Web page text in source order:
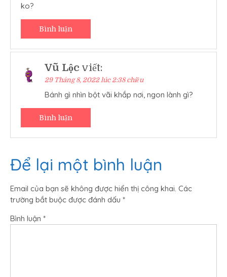
ko?
Bình luận
Vũ Lộc viết:
29 Tháng 8, 2022 lúc 2:38 chiều
Bánh gì nhìn bột vãi khắp nơi, ngon lành gì?
Bình luận
Để lại một bình luận
Email của bạn sẽ không được hiển thị công khai. Các
trường bắt buộc được đánh dấu *
Bình luận *